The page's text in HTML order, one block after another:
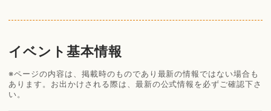
イベント基本情報
※ページの内容は、掲載時のものであり最新の情報ではない場合も
あります。お出かけされる際は、最新の公式情報を必ずご確認下さ
い。